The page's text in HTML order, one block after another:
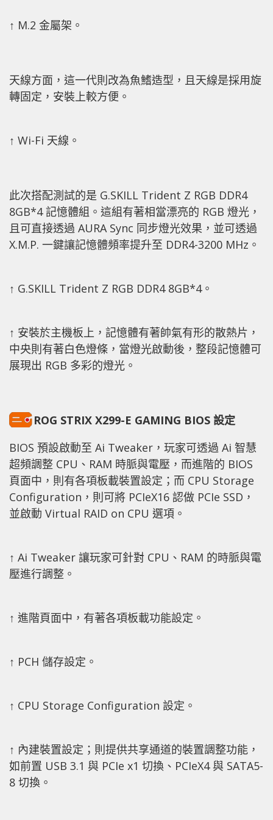
↑ M.2 金屬架。
天線方面，這一代則改為魚鰭造型，且天線是採用旋
轉固定，安裝上較方便。
↑ Wi-Fi 天線。
此次搭配測試的是 G.SKILL Trident Z RGB DDR4
8GB*4 記憶體組。這組有著相當漂亮的 RGB 燈光，
且可直接透過 AURA Sync 同步燈光效果，並可透過
X.M.P. 一鍵讓記憶體頻率提升至 DDR4-3200 MHz。
↑ G.SKILL Trident Z RGB DDR4 8GB*4。
↑ 安裝於主機板上，記憶體有著帥氣有形的散熱片，
中央則有著白色燈條，當燈光啟動後，整段記憶體可
展現出 RGB 多彩的燈光。
ROG STRIX X299-E GAMING BIOS 設定
BIOS 預設啟動至 Ai Tweaker，玩家可透過 Ai 智慧
超頻調整 CPU、RAM 時脈與電壓，而進階的 BIOS
頁面中，則有各項板載裝置設定；而 CPU Storage
Configuration，則可將 PCIeX16 認做 PCIe SSD，
並啟動 Virtual RAID on CPU 選項。
↑ Ai Tweaker 讓玩家可針對 CPU、RAM 的時脈與電
壓進行調整。
↑ 進階頁面中，有著各項板載功能設定。
↑ PCH 儲存設定。
↑ CPU Storage Configuration 設定。
↑ 內建裝置設定；則提供共享通道的裝置調整功能，
如前置 USB 3.1 與 PCIe x1 切換、PCIeX4 與 SATA5-
8 切換。